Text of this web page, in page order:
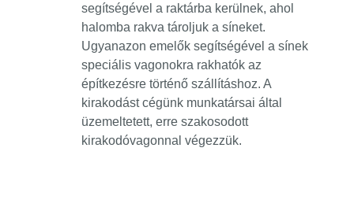
segítségével a raktárba kerülnek, ahol
halomba rakva tároljuk a síneket.
Ugyanazon emelők segítségével a sínek
speciális vagonokra rakhatók az
építkezésre történő szállításhoz. A
kirakodást cégünk munkatársai által
üzemeltetett, erre szakosodott
kirakodóvagonnal végezzük.